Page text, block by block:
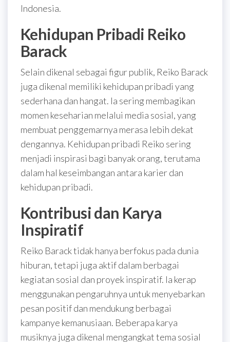
Indonesia.
Kehidupan Pribadi Reiko
Barack
Selain dikenal sebagai figur publik, Reiko Barack
juga dikenal memiliki kehidupan pribadi yang
sederhana dan hangat. Ia sering membagikan
momen keseharian melalui media sosial, yang
membuat penggemarnya merasa lebih dekat
dengannya. Kehidupan pribadi Reiko sering
menjadi inspirasi bagi banyak orang, terutama
dalam hal keseimbangan antara karier dan
kehidupan pribadi.
Kontribusi dan Karya
Inspiratif
Reiko Barack tidak hanya berfokus pada dunia
hiburan, tetapi juga aktif dalam berbagai
kegiatan sosial dan proyek inspiratif. Ia kerap
menggunakan pengaruhnya untuk menyebarkan
pesan positif dan mendukung berbagai
kampanye kemanusiaan. Beberapa karya
musiknya juga dikenal mengangkat tema sosial